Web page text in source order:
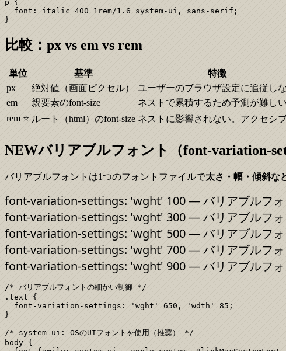
p {
  font: italic 400 1rem/1.6 system-ui, sans-serif;
}
比較：px vs em vs rem
単位 基準 特徴
px
絶対値（画面ピクセル） ユーザーのブラウザ設定に追従し
em
親要素のfont-size ネストで累積するため予測が難しい
rem ⭐ ルート（html）のfont-size ネストに影響されない。アクセシ
NEWバリアブルフォント（font-variation-
バリアブルフォントは1つのフォントファイルで太さ・幅・傾斜な
font-variation-settings: 'wght' 100— バリアブルフ
font-variation-settings: 'wght' 300— バリアブルフ
font-variation-settings: 'wght' 500— バリアブルフ
font-variation-settings: 'wght' 700— バリアブルフ
font-variation-settings: 'wght' 900— バリアブルフ
/* バリアブルフォントの細かい制御 */
.text {
  font-variation-settings: 'wght' 650, 'wdth' 85;
}
/* system-ui: OSのUIフォントを使用（推奨） */
body {